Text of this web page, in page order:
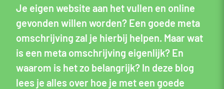
Je eigen website aan het vullen en online
gevonden willen worden? Een goede meta
omschrijving zal je hierbij helpen. Maar wat
is een meta omschrijving eigenlijk? En
waarom is het zo belangrijk? In deze blog
lees je alles over hoe je met een goede